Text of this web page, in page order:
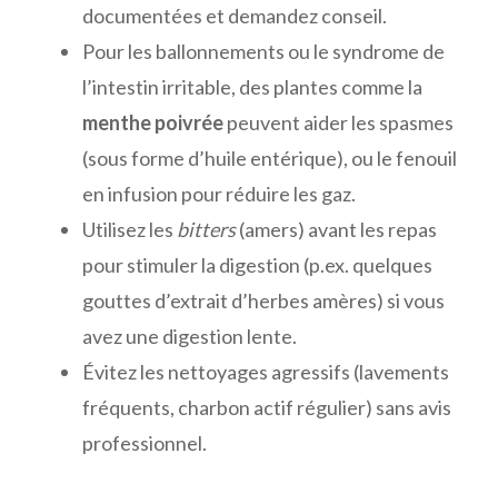
documentées et demandez conseil.
Pour les ballonnements ou le syndrome de
l’intestin irritable, des plantes comme la
menthe poivréepeuvent aider les spasmes
(sous forme d’huile entérique), ou le fenouil
en infusion pour réduire les gaz.
Utilisez les bitters(amers) avant les repas
pour stimuler la digestion (p.ex. quelques
gouttes d’extrait d’herbes amères) si vous
avez une digestion lente.
Évitez les nettoyages agressifs (lavements
fréquents, charbon actif régulier) sans avis
professionnel.